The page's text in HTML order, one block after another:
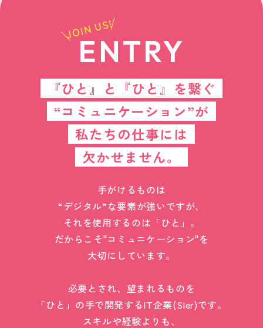
JOIN US!
ENTRY
『ひと』と『ひと』を繋ぐ
“コミュニケーション”が
私たちの仕事には
欠かせません。
手がけるものは
“デジタル”な要素が強いですが、
それを使用するのは「ひと」。
だからこそ"コミュニケーション"を
大切にしています。
必要とされ、望まれるものを
「ひと」の手で開発するIT企業(SIer)です。
スキルや経験よりも、